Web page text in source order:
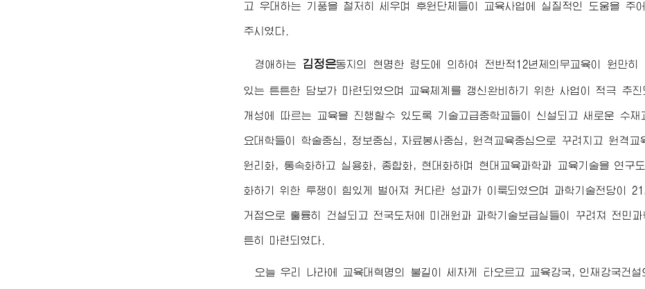
고 우대하는 기풍을 철저히 세우며 후원단체들이 교육사업에 실질적인 도움을 주
주시였다.
경애하는 김정은동지 의 현명한 령도에 의하여 전반적12년제의무교육이 원만히
있는 튼튼한 담보가 마련되였으며 교육체계를 갱신완비하기 위한 사업이 적극 추
개성에 따르는 교육을 진행할수 있도록 기술고급중학교들이 신설되고 새로운 수
요대학들이 학술중심, 정보중심, 자료봉사중심, 원격교육중심으로 꾸려지고 원격
원리화, 통속화하고 실용화, 종합화, 현대화하며 현대교육과학과 교육기술을 연구
화하기 위한 투쟁이 힘있게 벌어져 커다란 성과가 이룩되였으며 과학기술전당이
거점으로 훌륭히 건설되고 전국도처에 미래원과 과학기술보급실들이 꾸려져 전민
튼히 마련되였다.
오늘 우리 나라에 교육대혁명의 불길이 세차게 타오르고 교육강국, 인재강국건